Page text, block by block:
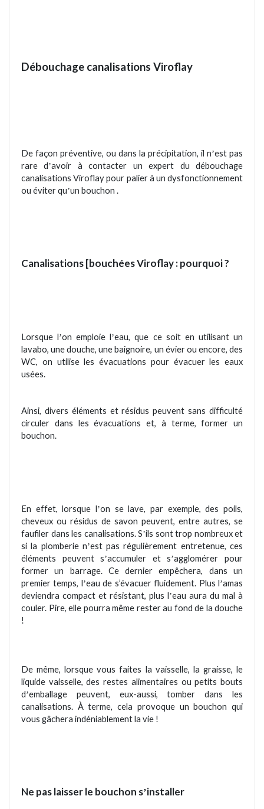
Débouchage canalisations Viroflay
De façon préventive, ou dans la précipitation, il n’est pas
rare d’avoir àcontacter un expert du débouchage
canalisations Viroflay pour palier à un dysfonctionnement
ou éviter qu’un bouchon .
Canalisations [bouchées Viroflay :pourquoi ?
Lorsque l’on emploie l’eau, que ce soit en utilisant un
lavabo, une douche, une baignoire, un évier ou encore, des
WC, on utilise les évacuations pour évacuer les eaux
usées.
Ainsi, divers éléments et résidus peuvent sans difficulté
circuler dans les évacuations et, à terme, former un
bouchon.
En effet, lorsque l’on se lave, par exemple, des poils,
cheveux ou résidus de savon peuvent, entre autres, se
faufiler dans les canalisations. S’ils sont trop nombreux et
si la plomberie n’est pas régulièrement entretenue, ces
éléments peuvent s’accumuler et s’agglomérer pour
former un barrage. Ce dernier empêchera, dans un
premier temps, l’eau de s’évacuer fluidement. Plus l’amas
deviendra compact et résistant, plus l’eau aura du mal à
couler. Pire, elle pourra même rester au fond de la douche
!
De même, lorsque vous faites la vaisselle, la graisse, le
liquide vaisselle, des restes alimentaires ou petits bouts
d’emballage peuvent, eux-aussi, tomber dans les
canalisations. À terme, cela provoque un bouchon qui
vous gâchera indéniablement la vie !
Ne pas laisser le bouchon s’installer